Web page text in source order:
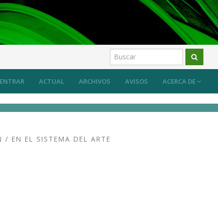
ACTUAL ARCHIVOS AVISOS ACERCA DE
ENTRAR
desde las prácticas artísticas? Artículos
/ EN EL SISTEMA DEL ARTE